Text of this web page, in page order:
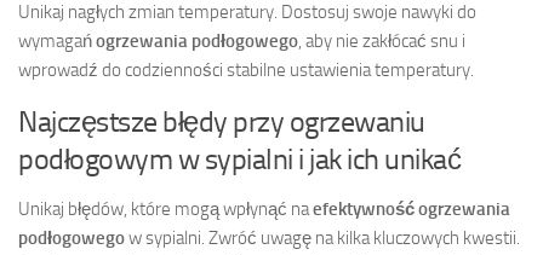
Unikaj nagłych zmian temperatury. Dostosuj swoje nawyki do
wymagańogrzewania podłogowego, aby nie zakłócać snu i
wprowadź do codzienności stabilne ustawienia temperatury.
Najczęstsze błędy przy ogrzewaniu
podłogowym w sypialni i jak ich unikać
Unikaj błędów, które mogą wpłynąć naefektywność ogrzewania
podłogowegow sypialni. Zwróć uwagę na kilka kluczowych kwestii.